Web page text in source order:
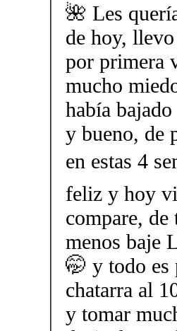
🌺 Les
de hoy,
por primera
mucho
había
y bueno, de
en estas 4
feliz y hoy
compare,
menos baje
🤭 y todo es
chatarra al
y tomar